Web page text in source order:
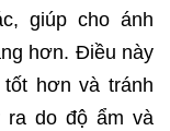
giúp cho ánh
hơn. Điều này
hơn và tránh
ra do độ ẩm và